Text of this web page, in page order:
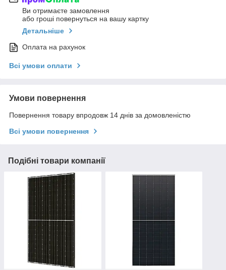
Ви отримаєте замовлення
або гроші повернуться на вашу картку
Детальніше
Оплата на рахунок
Всі умови оплати
Умови повернення
Повернення товару впродовж 14 днів за домовленістю
Всі умови повернення
Подібні товари компанії